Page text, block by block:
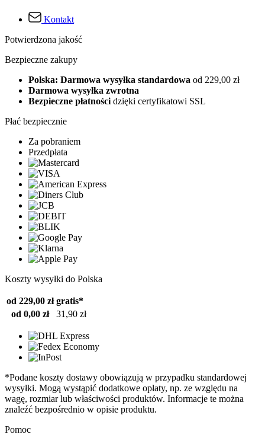
Kontakt
Potwierdzona jakość
Bezpieczne zakupy
Polska: Darmowa wysyłka standardowa od 229,00 zł
Darmowa wysyłka zwrotna
Bezpieczne płatnościdzięki certyfikatowi SSL
Płać bezpiecznie
Za pobraniem
Przedpłata
Koszty wysyłki do Polska
od 229,00 zł gratis*
od 0,00 zł
31,90 zł
*Podane koszty dostawy obowiązują w przypadku standardowej
wysyłki. Mogą wystąpić dodatkowe opłaty, np. ze względu na
wagę, rozmiar lub właściwości produktów. Informacje te można
znaleźć bezpośrednio w opisie produktu.
Pomoc